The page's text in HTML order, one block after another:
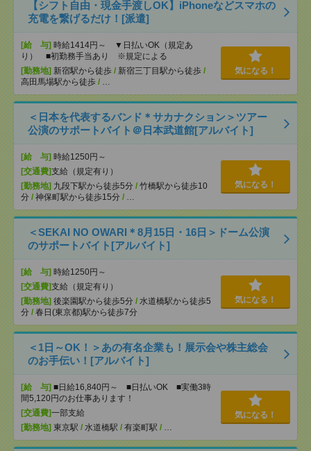
【シフト自由・現金手渡しOK】iPhoneなどスマホの
充電を繋げるだけ！[派遣]
[給 与] 時給1414円～ ▼日払いOK（規定あ
り） ■初勤務手当あり ※規定による
[勤務地] 新宿駅から徒歩 / 新宿三丁目駅から徒歩 /
高田馬場駅から徒歩 / …
気になる！
＜日本を代表するバンド＊サカナクション＞ツアー
公演のサポートバイト＠日本武道館[アルバイト]
[給 与] 時給1250円～
[交通費]支給（規定有り）
[勤務地] 九段下駅から徒歩5分 / 竹橋駅から徒歩10
分 / 神保町駅から徒歩15分 / …
気になる！
＜SEKAI NO OWARI＊8月15日・16日＞ドーム公演
のサポートバイト[アルバイト]
[給 与] 時給1250円～
[交通費]支給（規定有り）
[勤務地] 後楽園駅から徒歩5分 / 水道橋駅から徒歩5
分 / 春日(東京都)駅から徒歩7分
気になる！
＜1日～OK！＞あの有名企業も！展示会や株主総会
のお手伝い！[アルバイト]
[給 与] ■日給16,840円～ ■日払いOK ■実働3時
間5,120円のお仕事あります！
[交通費]一部支給
[勤務地] 東京駅 / 水道橋駅 / 有楽町駅 / …
気になる！